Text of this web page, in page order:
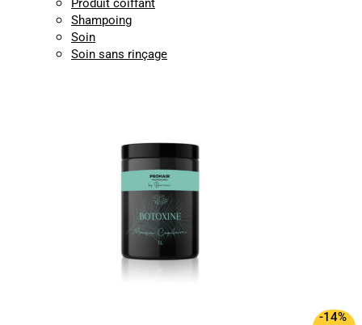
Produit coiffant
Shampoing
Soin
Soin sans rinçage
-14%